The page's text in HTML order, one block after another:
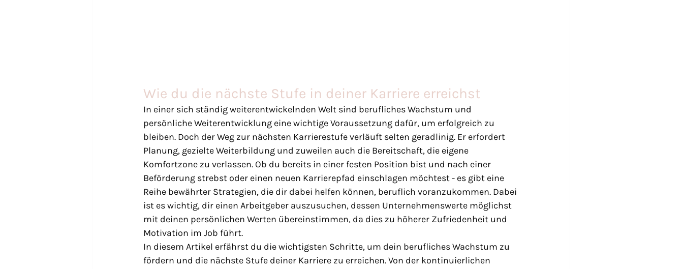
Wie du die nächste Stufe in deiner Karriere erreichst
In einer sich ständig weiterentwickelnden Welt sind berufliches Wachstum und
persönliche Weiterentwicklung eine wichtige Voraussetzung dafür, um erfolgreich zu
bleiben. Doch der Weg zur nächsten Karrierestufe verläuft selten geradlinig. Er erfordert
Planung, gezielte Weiterbildung und zuweilen auch die Bereitschaft, die eigene
Komfortzone zu verlassen. Ob du bereits in einer festen Position bist und nach einer
Beförderung strebst oder einen neuen Karrierepfad einschlagen möchtest - es gibt eine
Reihe bewährter Strategien, die dir dabei helfen können, beruflich voranzukommen. Dabei
ist es wichtig, dir einen Arbeitgeber auszusuchen, dessen Unternehmenswerte möglichst
mit deinen persönlichen Werten übereinstimmen, da dies zu höherer Zufriedenheit und
Motivation im Job führt.
In diesem Artikel erfährst du die wichtigsten Schritte, um dein berufliches Wachstum zu
fördern und die nächste Stufe deiner Karriere zu erreichen. Von der kontinuierlichen